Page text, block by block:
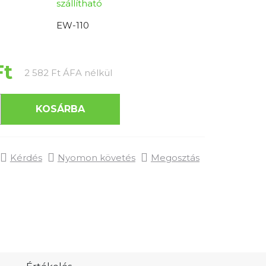
szállítható
EW-110
2 582 Ft ÁFA nélkülEgységár:
KOSÁRBA
Kérdés Nyomon követés Megosztás